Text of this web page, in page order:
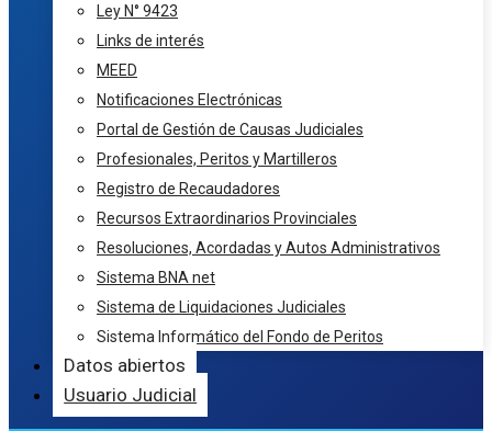
Ley N° 9423
Links de interés
MEED
Notificaciones Electrónicas
Portal de Gestión de Causas Judiciales
Profesionales, Peritos y Martilleros
Registro de Recaudadores
Recursos Extraordinarios Provinciales
Resoluciones, Acordadas y Autos Administrativos
Sistema BNA net
Sistema de Liquidaciones Judiciales
Sistema Informático del Fondo de Peritos
Datos abiertos
Usuario Judicial